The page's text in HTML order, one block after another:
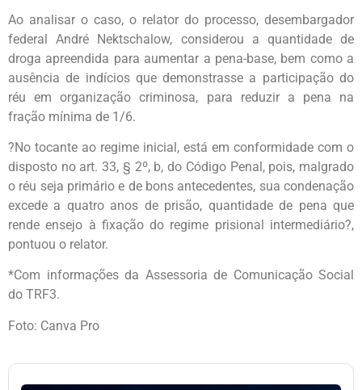
Ao analisar o caso, o relator do processo, desembargador
federal André Nektschalow, considerou a quantidade de
droga apreendida para aumentar a pena-base, bem como a
ausência de indícios que demonstrasse a participação do
réu em organização criminosa, para reduzir a pena na
fração mínima de 1/6.
?No tocante ao regime inicial, está em conformidade com o
disposto no art. 33, § 2º, b, do Código Penal, pois, malgrado
o réu seja primário e de bons antecedentes, sua condenação
excede a quatro anos de prisão, quantidade de pena que
rende ensejo à fixação do regime prisional intermediário?,
pontuou o relator.
*Com informações da Assessoria de Comunicação Social
do TRF3.
Foto: Canva Pro